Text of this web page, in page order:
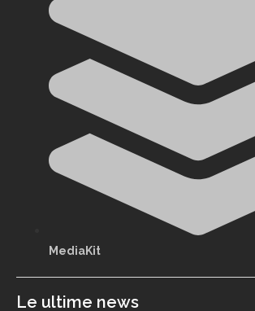
MediaKit
Le ultime news